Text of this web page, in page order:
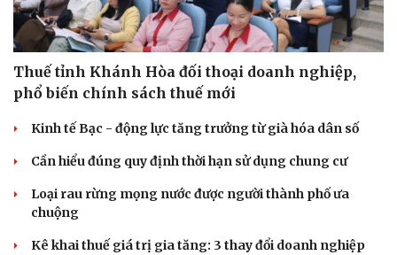
Thuế tỉnh Khánh Hòa đối thoại doanh nghiệp,
phổ biến chính sách thuế mới
Kinh tế Bạc - động lực tăng trưởng từ già hóa dân số
Cần hiểu đúng quy định thời hạn sử dụng chung cư
Loại rau rừng mọng nước được người thành phố ưa
chuộng
Kê khai thuế giá trị gia tăng: 3 thay đổi doanh nghiệp